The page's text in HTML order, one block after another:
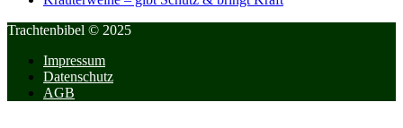
Trachtenbibel © 2025
Impressum
Datenschutz
AGB